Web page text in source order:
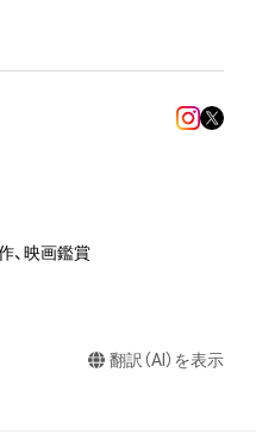
ます。)は、本アイテムの著
す。そのため、本アイテム
ムに関する創作物にかかる
せん。
著作隣接権の権利者またはそ
前の同意なしに、上記の「本
範囲を超えた行為、知的財産
、公開、配布、逆コンパイ
については、公序良俗や法令
、映画鑑賞
翻訳（AI）を表示